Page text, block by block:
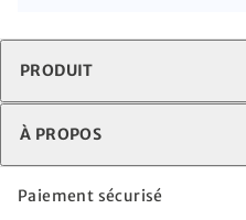
PRODUIT
À PROPOS
Paiement sécurisé